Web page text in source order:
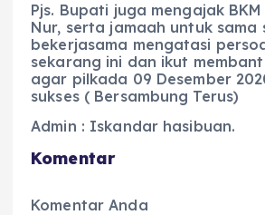
Pjs. Bupati juga mengajak
Nur, serta jamaah untuk sama
bekerjasama mengatasi
sekarang ini dan ikut
agar pilkada 09 Desember
sukses ( Bersambung Terus)
Admin : Iskandar hasibuan.
Komentar
Komentar Anda